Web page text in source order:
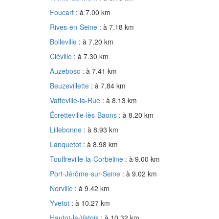
Foucart : à 7.00 km
Rives-en-Seine : à 7.18 km
Bolleville : à 7.20 km
Cléville : à 7.30 km
Auzebosc : à 7.41 km
Beuzevillette : à 7.84 km
Vatteville-la-Rue : à 8.13 km
Écretteville-lès-Baons : à 8.20 km
Lillebonne : à 8.93 km
Lanquetot : à 8.98 km
Touffreville-la-Corbeline : à 9.00 km
Port-Jérôme-sur-Seine : à 9.02 km
Norville : à 9.42 km
Yvetot : à 10.27 km